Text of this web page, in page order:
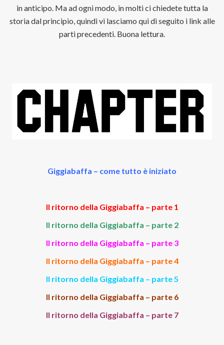
in anticipo. Ma ad ogni modo, in molti ci chiedete tutta la
storia dal principio, quindi vi lasciamo qui di seguito i link alle
parti precedenti. Buona lettura.
Giggiabaffa – come tutto è iniziato
Il ritorno della Giggiabaffa – parte 1
Il ritorno della Giggiabaffa – parte 2
Il ritorno della Giggiabaffa – parte 3
Il ritorno della Giggiabaffa – parte 4
Il ritorno della Giggiabaffa – parte 5
Il ritorno della Giggiabaffa – parte 6
Il ritorno della Giggiabaffa – parte 7